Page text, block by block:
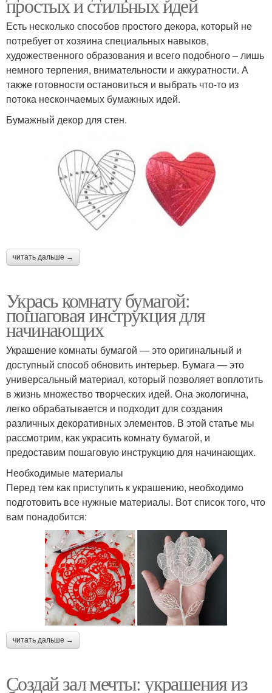
простых и стильных идей
Есть несколько способов простого декора, который не
потребует от хозяина специальных навыков,
художественного образования и всего подобного – лишь
немного терпения, внимательности и аккуратности. А
также готовности остановиться и выбрать что-то из
потока нескончаемых бумажных идей.
Бумажный декор для стен.
читать дальше →
Укрась комнату бумагой:
пошаговая инструкция для
начинающих
Украшение комнаты бумагой — это оригинальный и
доступный способ обновить интерьер. Бумага — это
универсальный материал, который позволяет воплотить
в жизнь множество творческих идей. Она экологична,
легко обрабатывается и подходит для создания
различных декоративных элементов. В этой статье мы
рассмотрим, как украсить комнату бумагой, и
предоставим пошаговую инструкцию для начинающих.
Необходимые материалы
Перед тем как приступить к украшению, необходимо
подготовить все нужные материалы. Вот список того, что
вам понадобится:
читать дальше →
Создай зал мечты: украшения из